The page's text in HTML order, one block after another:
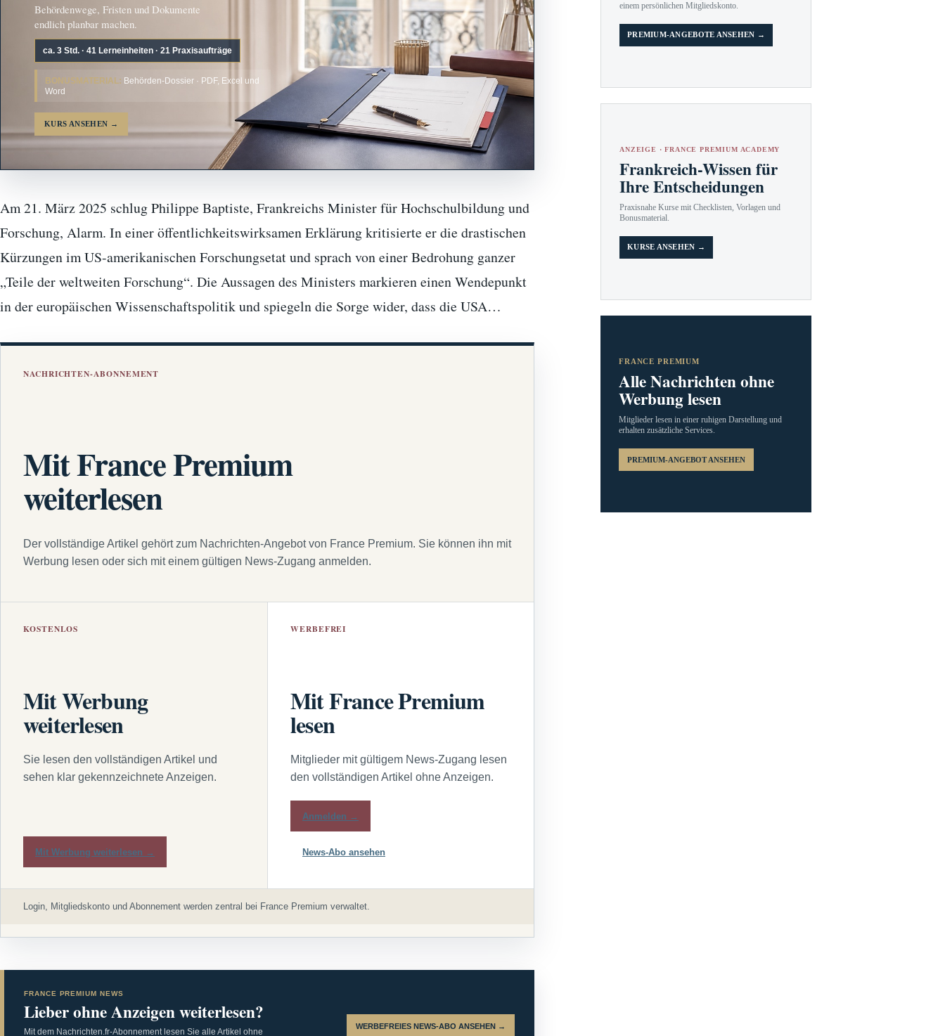
Behördenwege, Fristen und Dokumente
endlich planbar machen.
ca. 3 Std. · 41 Lerneinheiten · 21 Praxisaufträge
BONUSMATERIAL: Behörden-Dossier · PDF, Excel und
Word
KURS ANSEHEN →
Am 21. März 2025 schlug Philippe Baptiste, Frankreichs Minister für Hochschulbildung und
Forschung, Alarm. In einer öffentlichkeitswirksamen Erklärung kritisierte er die drastischen
Kürzungen im US-amerikanischen Forschungsetat und sprach von einer Bedrohung ganzer
„Teile der weltweiten Forschung“. Die Aussagen des Ministers markieren einen Wendepunkt
in der europäischen Wissenschaftspolitik und spiegeln die Sorge wider, dass die USA…
NACHRICHTEN-ABONNEMENT
Mit France Premium
weiterlesen
Der vollständige Artikel gehört zum Nachrichten-Angebot von France Premium. Sie können ihn mit
Werbung lesen oder sich mit einem gültigen News-Zugang anmelden.
KOSTENLOS
Mit Werbung
weiterlesen
Sie lesen den vollständigen Artikel und
sehen klar gekennzeichnete Anzeigen.
Mit Werbung weiterlesen →
WERBEFREI
Mit France Premium
lesen
Mitglieder mit gültigem News-Zugang lesen
den vollständigen Artikel ohne Anzeigen.
Anmelden →
News-Abo ansehen
Login, Mitgliedskonto und Abonnement werden zentral bei France Premium verwaltet.
FRANCE PREMIUM NEWS
Lieber ohne Anzeigen weiterlesen?
Mit dem Nachrichten.fr-Abonnement lesen Sie alle Artikel ohne
WERBEFREIES NEWS-ABO ANSEHEN →
einem persönlichen Mitgliedskonto.
PREMIUM-ANGEBOTE ANSEHEN →
ANZEIGE · FRANCE PREMIUM ACADEMY
Frankreich-Wissen für
Ihre Entscheidungen
Praxisnahe Kurse mit Checklisten, Vorlagen und
Bonusmaterial.
KURSE ANSEHEN →
FRANCE PREMIUM
Alle Nachrichten ohne
Werbung lesen
Mitglieder lesen in einer ruhigen Darstellung und
erhalten zusätzliche Services.
PREMIUM-ANGEBOT ANSEHEN